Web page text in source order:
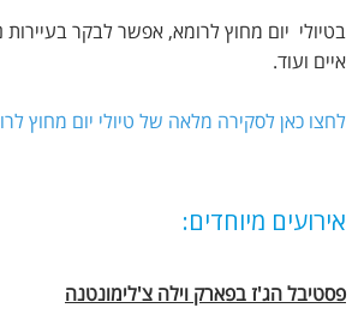
בטיולי יום מחוץ לרומא, אפשר לבקר בעיירות
איים ועוד.
לחצו כאן לסקירה מלאה של טיולי יום מחוץ
אירועים מיוחדים:
פסטיבל הג'ז בפארק וילה צ'לימונטנה